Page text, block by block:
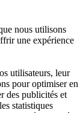
nous utilisons
une expérience
utilisateurs, leur
pour optimiser en
des publicités et
statistiques